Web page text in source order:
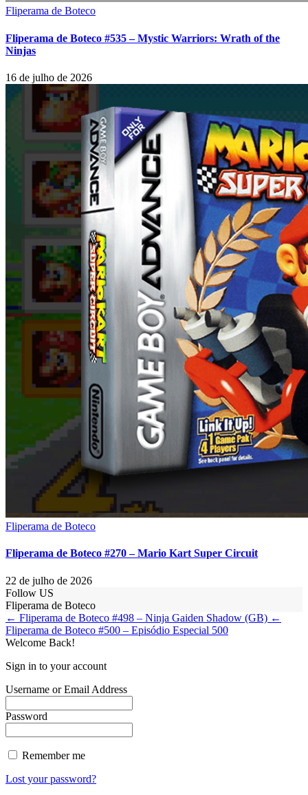
Fliperama de Boteco
Fliperama de Boteco #535 – Mystic Warriors: Wrath of the
Ninjas
16 de julho de 2026
Fliperama de Boteco
Fliperama de Boteco #270 – Mario Kart Super Circuit
22 de julho de 2026
Follow US
Fliperama de Boteco
← Fliperama de Boteco #498 – Ninja Gaiden Shadow (GB) ←
Fliperama de Boteco #500 – Episódio Especial 500
Welcome Back!
Sign in to your account
Username or Email Address
Password
Remember me
Lost your password?